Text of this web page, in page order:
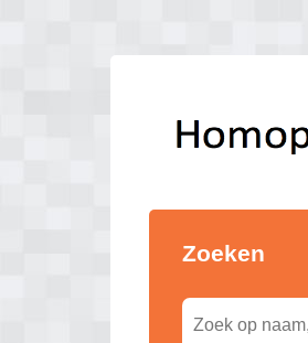
Zoeken